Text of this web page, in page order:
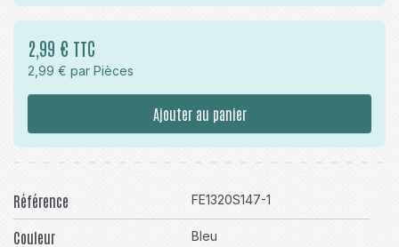
2,99 € TTC
2,99 € par Pièces
Ajouter au panier
Référence FE1320S147-1
Couleur Bleu